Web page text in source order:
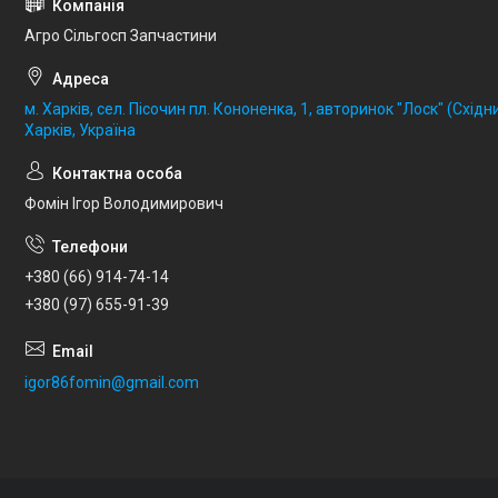
Агро Сільгосп Запчастини
м. Харків, сел. Пісочин пл. Кононенка, 1, авторинок "Лоск"
Харків, Україна
Фомін Ігор Володимирович
+380 (66) 914-74-14
+380 (97) 655-91-39
igor86fomin@gmail.com